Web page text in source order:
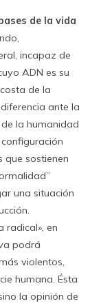
de la vida
incapaz de
ADN es su
de la
ante la
la humanidad
que sostienen
una situación
radical», en
podrá
violentos,
humana. Ésta
la opinión de